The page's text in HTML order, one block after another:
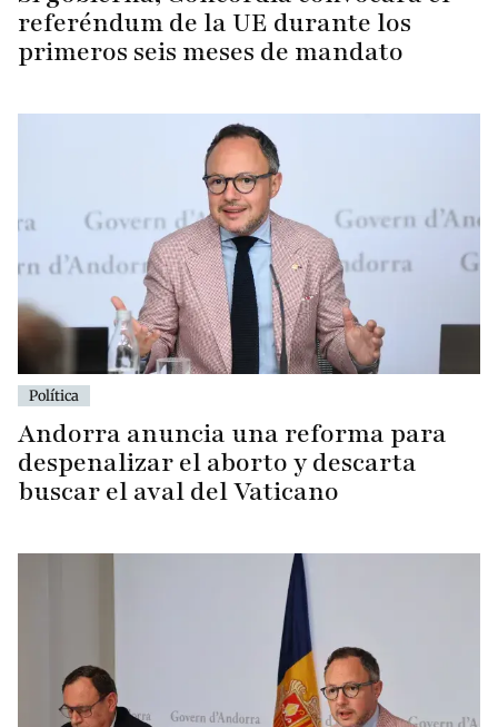
referéndum de la UE durante los
primeros seis meses de mandato
Política
Andorra anuncia una reforma para
despenalizar el aborto y descarta
buscar el aval del Vaticano